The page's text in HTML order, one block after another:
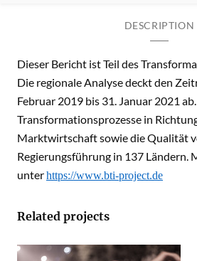
DESCRIPTION
Dieser Bericht ist Teil des
Die regionale Analyse deckt den
Februar 2019 bis 31. Januar 2021
Transformationsprozesse in
Marktwirtschaft sowie die Qualität
Regierungsführung in 137 Ländern.
unterhttps://www.bti-project.de
Related projects